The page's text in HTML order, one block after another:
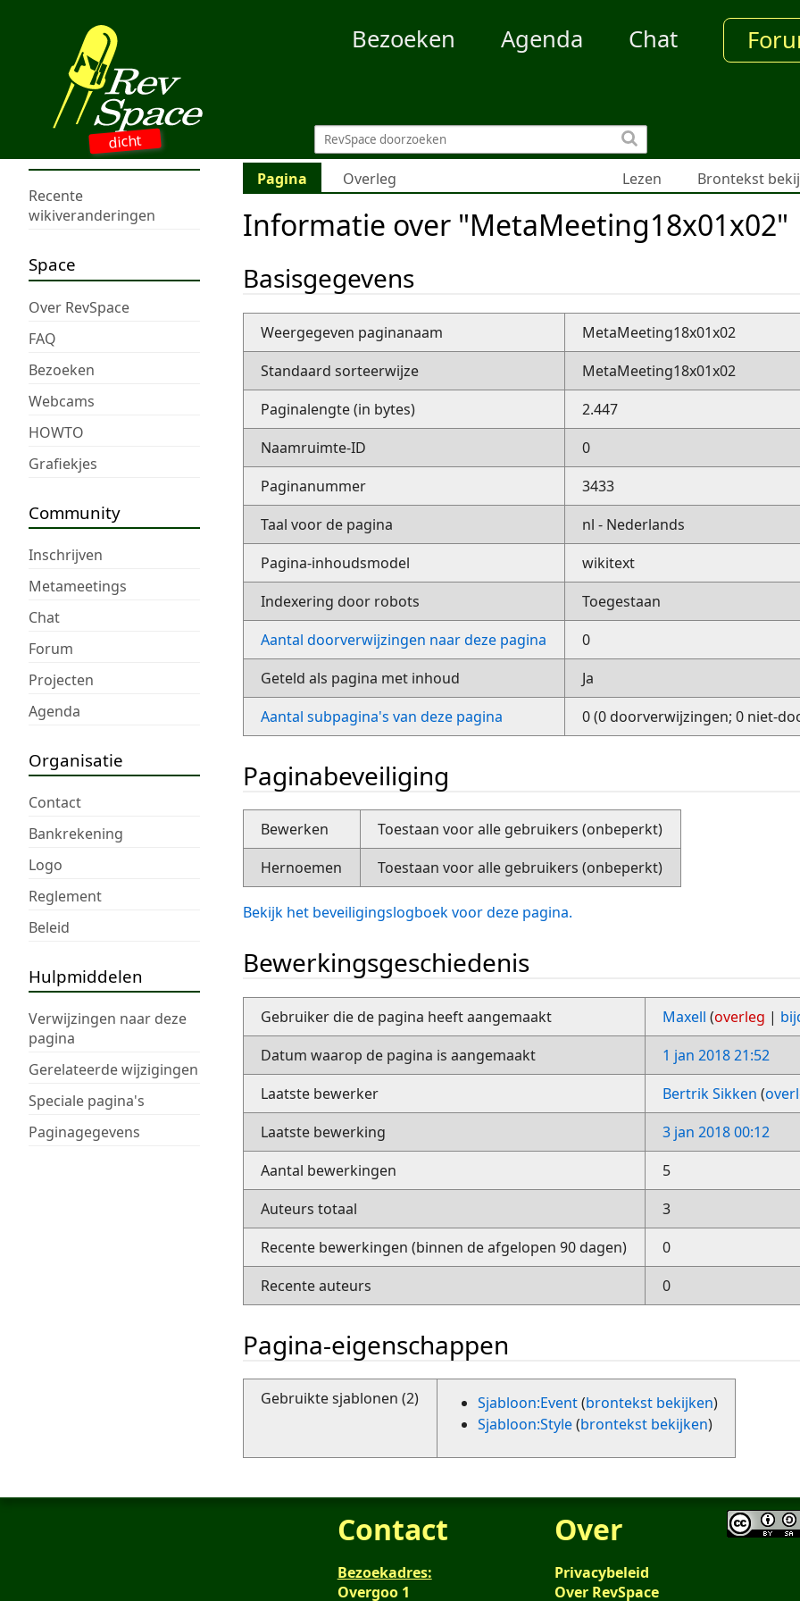
dicht
Bezoeken Agenda Chat
Recente
wikiveranderingen
Space
Over RevSpace
FAQ
Bezoeken
Webcams
HOWTO
Grafiekjes
Community
Inschrijven
Metameetings
Chat
Forum
Projecten
Agenda
Organisatie
Contact
Bankrekening
Logo
Reglement
Beleid
Hulpmiddelen
Verwijzingen naar deze
pagina
Gerelateerde wijzigingen
Speciale pagina's
Paginagegevens
Pagina Overleg Lezen Brontekst
Informatie over "MetaMeeting18x01x02"
Basisgegevens
Weergegeven paginanaam
MetaMeeting18x01x02
Standaard sorteerwijze
MetaMeeting18x01x02
Paginalengte (in bytes)
2.447
Naamruimte-ID
0
Paginanummer
3433
Taal voor de pagina
nl - Nederlands
Pagina-inhoudsmodel
wikitext
Indexering door robots
Toegestaan
Aantal doorverwijzingen naar deze pagina
0
Geteld als pagina met inhoud
Ja
Aantal subpagina's van deze pagina
0 (0 doorverwijzingen; 0 niet-
Paginabeveiliging
Bewerken
Toestaan voor alle gebruikers (onbeperkt)
Hernoemen
Toestaan voor alle gebruikers (onbeperkt)
Bekijk het beveiligingslogboek voor deze pagina.
Bewerkingsgeschiedenis
Gebruiker die de pagina heeft aangemaakt Maxell (overleg |
Datum waarop de pagina is aangemaakt
1 jan 2018 21:52
Laatste bewerker
Bertrik Sikken (
Laatste bewerking
3 jan 2018 00:12
Aantal bewerkingen
5
Auteurs totaal
3
Recente bewerkingen (binnen de afgelopen 90 dagen)
0
Recente auteurs
0
Pagina-eigenschappen
Gebruikte sjablonen (2) Sjabloon:Event(brontekst bekijken)
Sjabloon:Style(brontekst bekijken)
Contact
Bezoekadres:
Overgoo 1
Over
Privacybeleid
Over RevSpace